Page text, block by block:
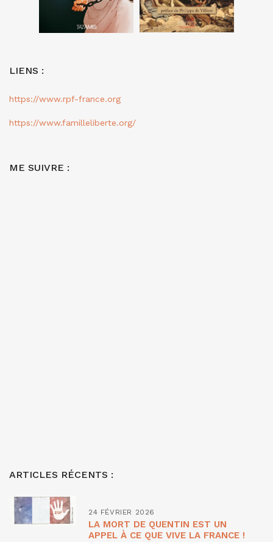
LIENS :
https://www.rpf-france.org
https://www.familleliberte.org/
ME SUIVRE :
ARTICLES RÉCENTS :
24 FÉVRIER 2026
LA MORT DE QUENTIN EST UN
APPEL À CE QUE VIVE LA FRANCE !